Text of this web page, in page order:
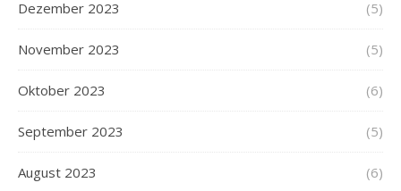
Dezember 2023 (5)
November 2023 (5)
Oktober 2023 (6)
September 2023 (5)
August 2023 (6)